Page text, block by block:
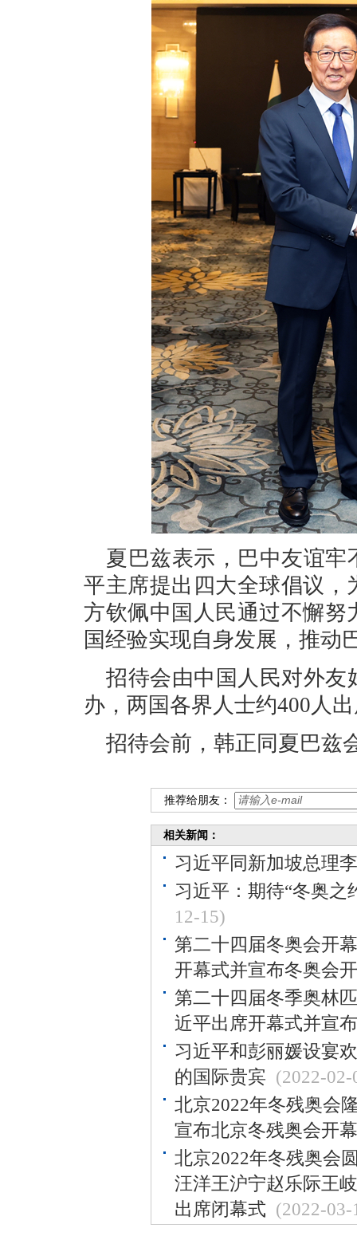
夏巴兹表示，巴中友谊
平主席提出四大全球倡议
方钦佩中国人民通过不懈
国经验实现自身发展，推动
招待会由中国人民对外友
办，两国各界人士约400人
招待会前，韩正同夏巴兹
推荐给朋友：
相关新闻：
习近平同新加坡总理
习近平：期待“冬奥
12-15)
第二十四届冬奥会开
开幕式并宣布冬奥会
第二十四届冬季奥林
近平出席开幕式并宣
习近平和彭丽媛设宴
的国际贵宾 (2022-02-
北京2022年冬残奥会
宣布北京冬残奥会开幕
北京2022年冬残奥会
汪洋王沪宁赵乐际王
出席闭幕式 (2022-03-